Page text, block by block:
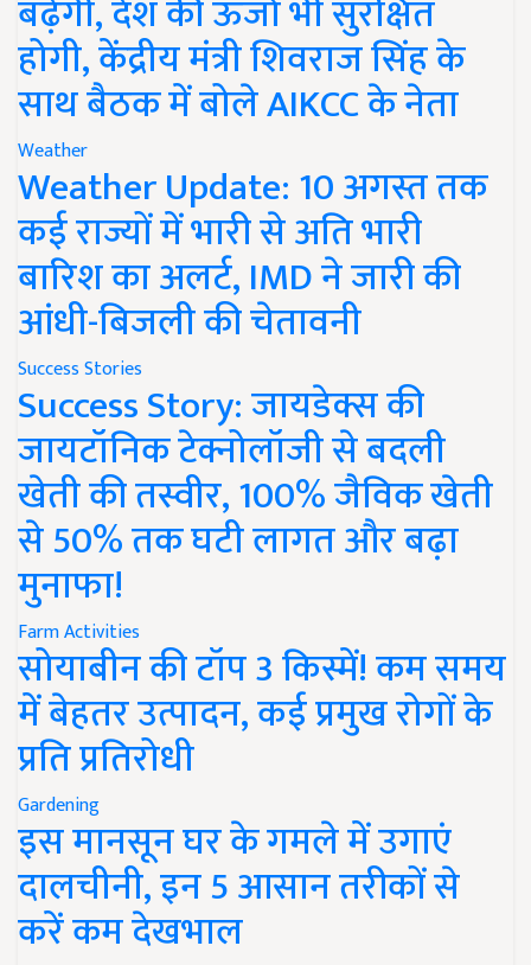
बढ़ेगी, देश की ऊर्जा भी सुरक्षित
होगी, केंद्रीय मंत्री शिवराज सिंह के
साथ बैठक में बोले AIKCC के नेता
Weather
Weather Update: 10 अगस्त तक
कई राज्यों में भारी से अति भारी
बारिश का अलर्ट, IMD ने जारी की
आंधी-बिजली की चेतावनी
Success Stories
Success Story: जायडेक्स की
जायटॉनिक टेक्नोलॉजी से बदली
खेती की तस्वीर, 100% जैविक खेती
से 50% तक घटी लागत और बढ़ा
मुनाफा!
Farm Activities
सोयाबीन की टॉप 3 किस्में! कम समय
में बेहतर उत्पादन, कई प्रमुख रोगों के
प्रति प्रतिरोधी
Gardening
इस मानसून घर के गमले में उगाएं
दालचीनी, इन 5 आसान तरीकों से
करें कम देखभाल